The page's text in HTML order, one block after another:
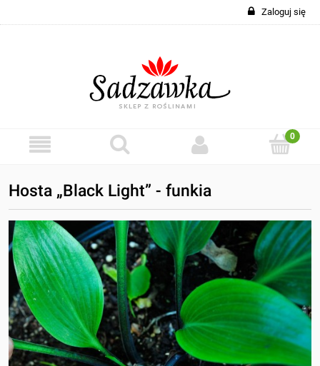
Zaloguj się
Hosta „Black Light” - funkia